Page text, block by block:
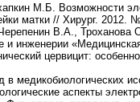
М.Б . Возможности
матки // Хирург. 2012.
В.А., Троханова
и инженерии
цервицит:
в медикобиологических
аспекты